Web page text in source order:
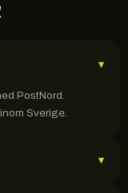
▾
PostNord.
Sverige.
▾